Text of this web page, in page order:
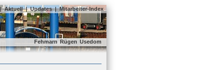
| Aktuell | Updates | Mitarbeiter-Index
Fehmarn Rügen Usedom